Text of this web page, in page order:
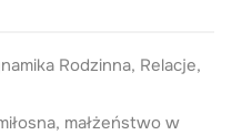
Rodzinna, Relacje,
, małżeństwo w